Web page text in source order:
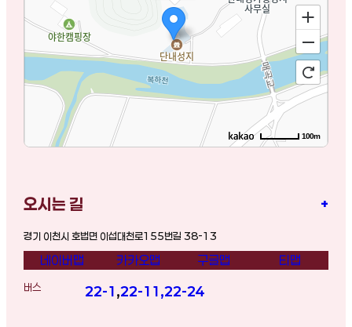
100m
오시는 길 +
경기 이천시 호법면 이섭대천로155번길 38-13
네이버맵 카카오맵 구글맵 티맵
버스 22-1 ,22-11 ,22-24